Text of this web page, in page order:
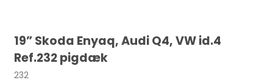
19” Skoda Enyaq, Audi Q4, VW id.4
Ref.232 pigdæk
232